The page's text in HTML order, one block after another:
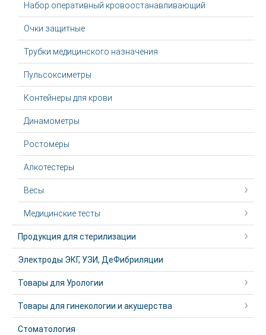
Набор оперативный кровоостанавливающий
Очки защитные
Трубки медицинского назначения
Пульсоксиметры
Контейнеры для крови
Динамометры
Ростомеры
Алкотестеры
Весы
Медицинские тесты
Продукция для стерилизации
Электроды ЭКГ, УЗИ, ДеФибриляции
Товары для Урологии
Товары для гинекологии и акушерства
Стоматология